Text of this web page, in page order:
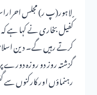
لاہور(پ ر) مجلس
کفیل بخاری نے کہا ہے
کرتے رہیں گے۔ دین
گزشتہ روز دو روزہ دورے
رہنماؤں اور کارکنوں